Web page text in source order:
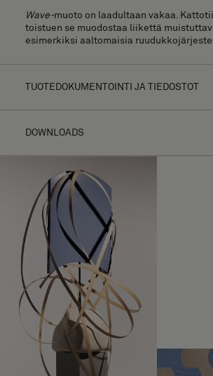
Wave-muoto on laadultaan vakaa.
toistuen se muodostaa liikettä
esimerkiksi aaltomaisia
TUOTEDOKUMENTOINTI JA TIEDOSTOT
Bolon Studio on valikoitujen muotojen
valikoimastamme ja yhdistäessäsi
osaan kokoelmaamme.
Designisi näyttää aivan erilaiselta
värivalinnoista sekä kuteen suunnasta ja
heijastumisesta. Saat lisää
kutakin mallistoa.
MATERIAALI
Tehty
pysyvällä liimalla
TILAAMINEN
Yksi laatikko pitkää
4,90 neliömetriä
laattaa.
Yksi laatikko lyhyttä
DOWNLOADS
Asennusopas
Korkearesoluutiokuvat (.zip)
Lataa Wave
Lataa Wave Pattern 1 (CAD, Kuvat, Kuvat)
Lataa Wave Pattern 2 (CAD, Kuvat, CAD)
Lataa Wave Pattern 3 (CAD, Kuvat, Kuvat)
Lataa Wave Pattern 4 (CAD, Kuvat, CAD)